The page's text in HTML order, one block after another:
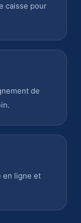
caisse pour
de
en ligne et